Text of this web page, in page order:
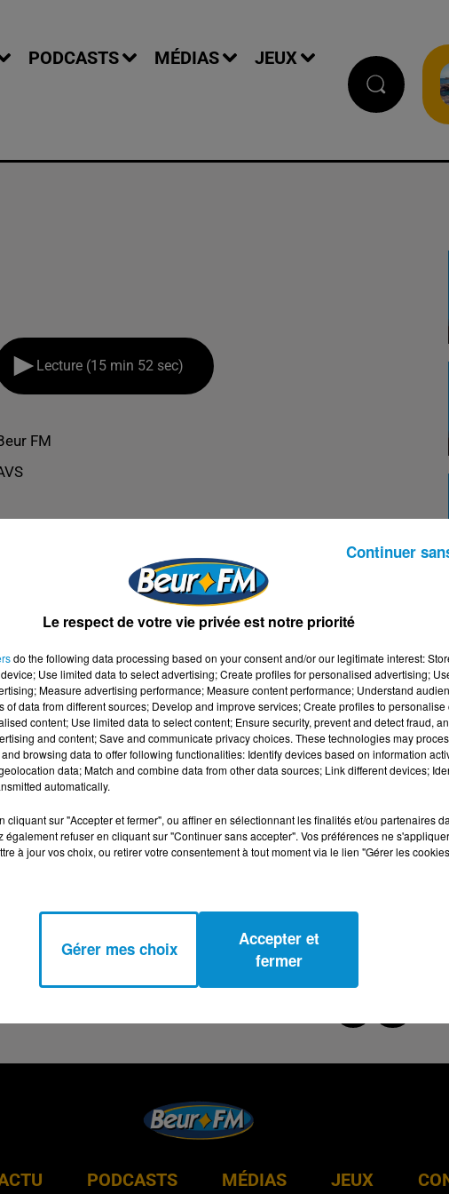
PODCASTS MÉDIAS JEUX
Lecture (15 min 52 sec)
FM
PODCASTS MÉDIAS JEUX
Le respect de votre vie privée est notre priorité
do the following data processing based on your consent and/or our legitimate interest:
Use limited data to select advertising; Create profiles for personalised advertising;
Measure advertising performance; Measure content performance; Understand
of data from different sources; Develop and improve services; Create profiles to personalise
content; Use limited data to select content; Ensure security, prevent and detect fraud,
and content; Save and communicate privacy choices. These technologies may
browsing data to offer following functionalities: Identify devices based on information
data; Match and combine data from other data sources; Link different devices;
automatically.
cliquant sur "Accepter et fermer", ou affiner en sélectionnant les finalités et/ou partenaires
également refuser en cliquant sur "Continuer sans accepter". Vos préférences ne
à jour vos choix, ou retirer votre consentement à tout moment via le lien "Gérer les
Gérer mes choix
Accepter et
fermer
Continuer